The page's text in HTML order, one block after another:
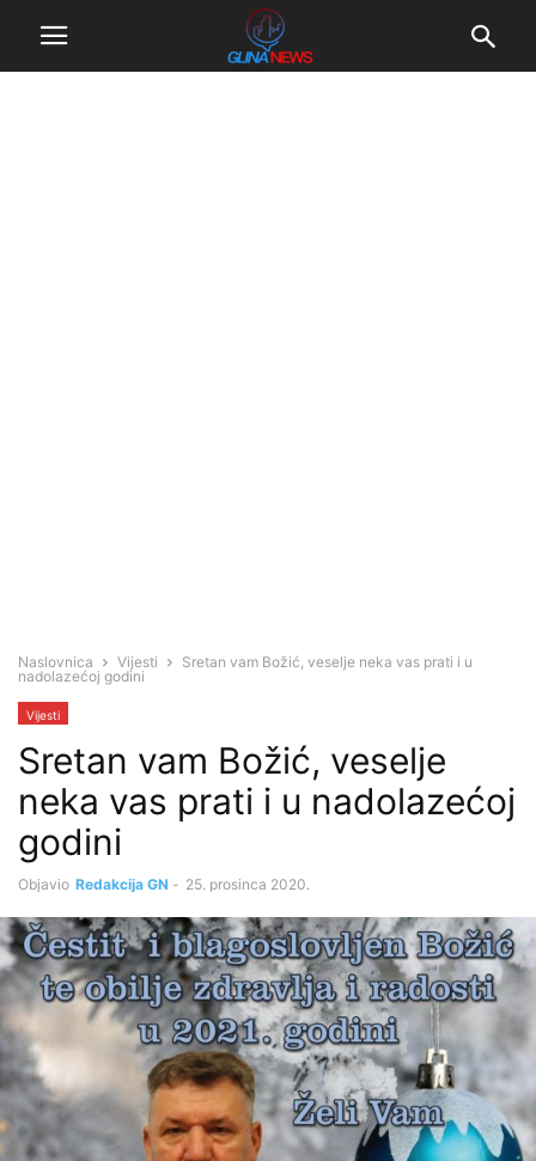
Naslovnica Vijesti
Sretan vam Božić, veselje neka vas prati i u
nadolazećoj godini
Vijesti
Sretan vam Božić, veselje
neka vas prati i u nadolazećoj
godini
Objavio Redakcija GN - 25. prosinca 2020.